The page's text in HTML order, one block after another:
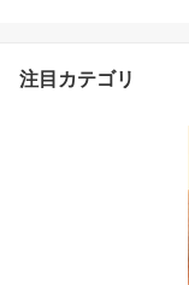
注目カテゴリ